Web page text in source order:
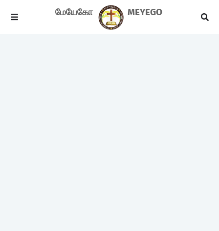
மேயேகோ MEYEGO